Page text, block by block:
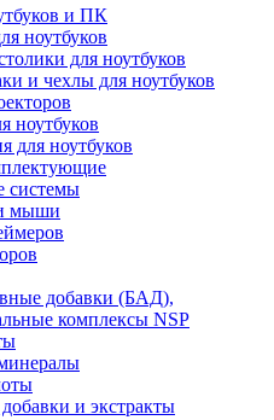
и ПК
ноутбуков
для ноутбуков
и чехлы для ноутбуков
ноутбуков
для ноутбуков
системы
мыши
добавки (БАД),
комплексы NSP
и экстракты